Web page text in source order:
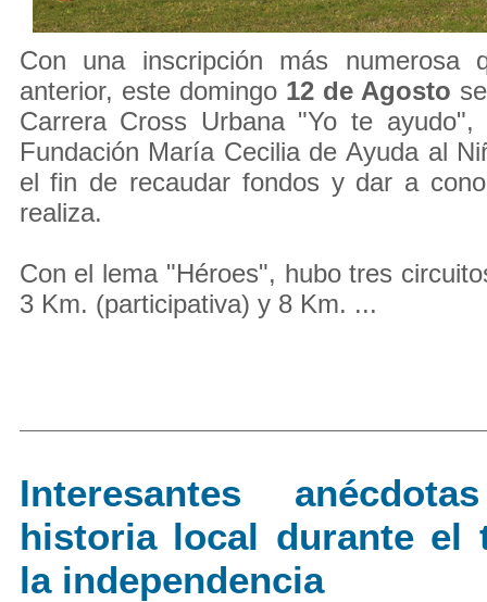
Con una inscripción más numerosa
anterior, este domingo 12 de Agosto
Carrera Cross Urbana "Yo te ayudo",
Fundación María Cecilia de Ayuda al
el fin de recaudar fondos y dar a
realiza.
Con el lema "Héroes", hubo tres
3 Km. (participativa) y 8 Km. ...
Interesantes
historia local durante el
la independencia